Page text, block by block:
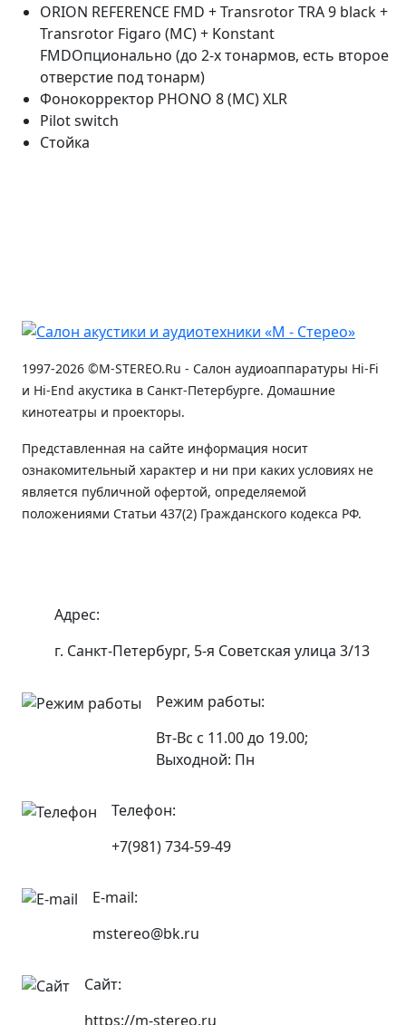
ORION REFERENCE FMD + Transrotor TRA 9 black +
Transrotor Figaro (MC) + Konstant
FMDОпционально (до 2-х тонармов, есть второе
отверстие под тонарм)
Фонокорректор PHONO 8 (MC) XLR
Pilot switch
Стойка
1997-2026 ©M-STEREO.Ru - Салон аудиоаппаратуры Hi-Fi
и Hi-End акустика в Санкт-Петербурге. Домашние
кинотеатры и проекторы.
Представленная на сайте информация носит
ознакомительный характер и ни при каких условиях не
является публичной офертой, определяемой
положениями Статьи 437(2) Гражданского кодекса РФ.
Адрес:
г. Санкт-Петербург, 5-я Советская улица 3/13
Режим работы:
Вт-Вс с 11.00 до 19.00;
Выходной: Пн
Телефон:
+7(981) 734-59-49
E-mail:
mstereo@bk.ru
Сайт:
https://m-stereo.ru